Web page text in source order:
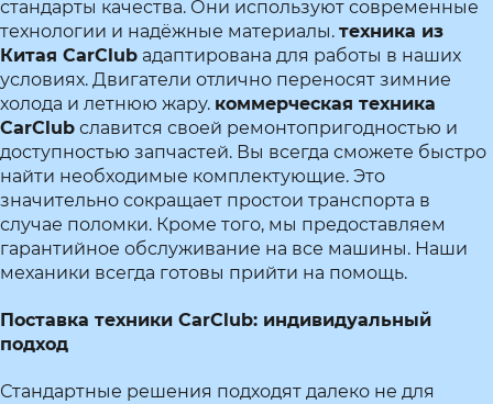
стандарты качества. Они используют современные
технологии и надёжные материалы. техника из
Китая CarClub адаптирована для работы в наших
условиях. Двигатели отлично переносят зимние
холода и летнюю жару. коммерческая техника
CarClub славится своей ремонтопригодностью и
доступностью запчастей. Вы всегда сможете быстро
найти необходимые комплектующие. Это
значительно сокращает простои транспорта в
случае поломки. Кроме того, мы предоставляем
гарантийное обслуживание на все машины. Наши
механики всегда готовы прийти на помощь.
Поставка техники CarClub: индивидуальный
подход
Стандартные решения подходят далеко не для